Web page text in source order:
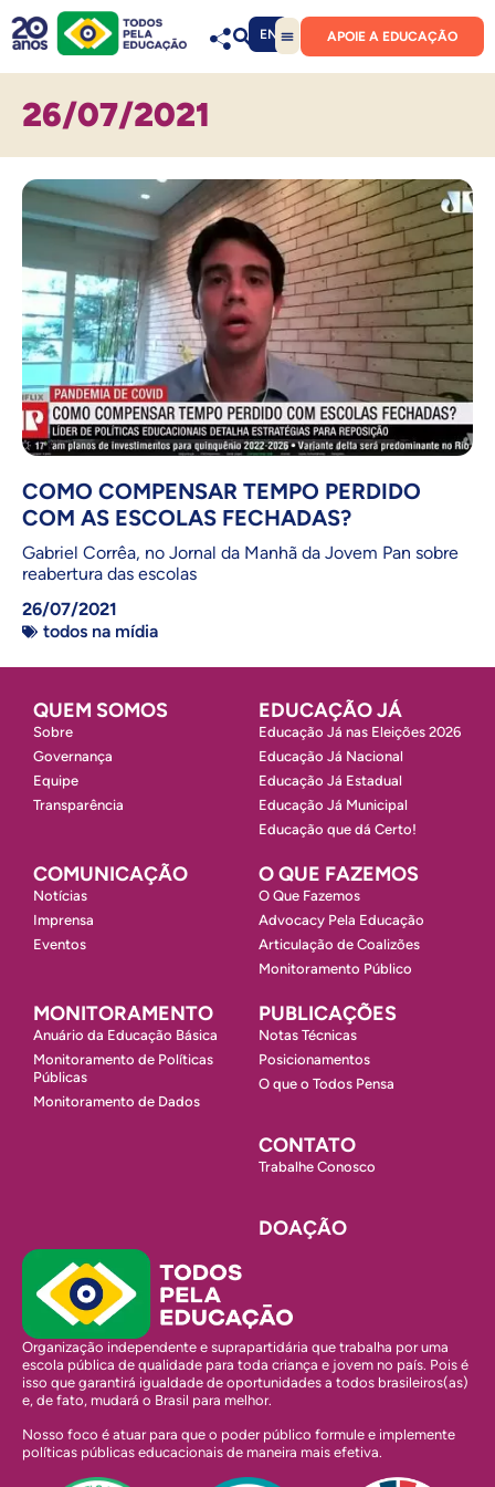
EN APOIE A EDUCAÇÃO
26/07/2021
COMO COMPENSAR TEMPO PERDIDO
COM AS ESCOLAS FECHADAS?
Gabriel Corrêa, no Jornal da Manhã da Jovem Pan sobre
reabertura das escolas
26/07/2021
todos na mídia
QUEM SOMOS
Sobre
Governança
Equipe
Transparência
EDUCAÇÃO JÁ
Educação Já nas Eleições 2026
Educação Já Nacional
Educação Já Estadual
Educação Já Municipal
Educação que dá Certo!
COMUNICAÇÃO
Notícias
Imprensa
Eventos
O QUE FAZEMOS
O Que Fazemos
Advocacy Pela Educação
Articulação de Coalizões
Monitoramento Público
MONITORAMENTO
Anuário da Educação Básica
Monitoramento de Políticas
Públicas
Monitoramento de Dados
PUBLICAÇÕES
Notas Técnicas
Posicionamentos
O que o Todos Pensa
CONTATO
Trabalhe Conosco
DOAÇÃO
Organização independente e suprapartidária que trabalha por uma
escola pública de qualidade para toda criança e jovem no país. Pois é
isso que garantirá igualdade de oportunidades a todos brasileiros(as)
e, de fato, mudará o Brasil para melhor.
Nosso foco é atuar para que o poder público formule e implemente
políticas públicas educacionais de maneira mais efetiva.